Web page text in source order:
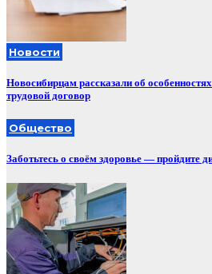
Новости
Новосибирцам рассказали об
трудовой договор
Общество
Заботьтесь о своём здоровье — пройдите